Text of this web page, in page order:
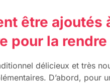
être ajoutés
pour la
délicieux et très
D’abord, pour